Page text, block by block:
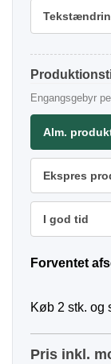
Engangsgebyr
Alm.
Ekspres
I god tid
Forventet
Køb 2 stk. og
Pris inkl.